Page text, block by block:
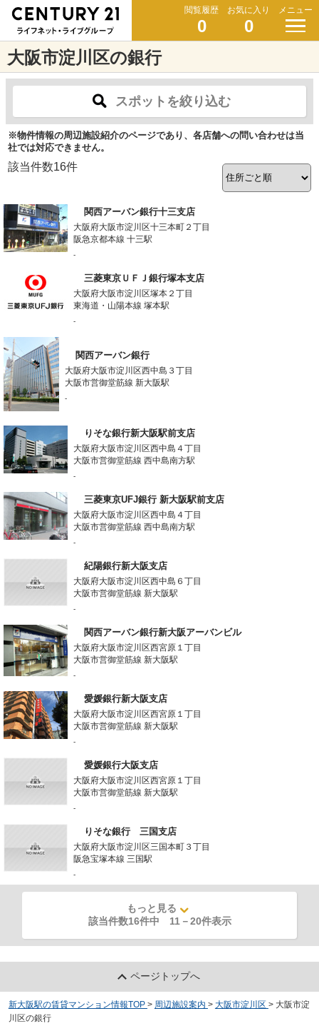
閲覧履歴
0
お気に入り
0
メニュー
大阪市淀川区の銀行
スポットを絞り込む
※物件情報の周辺施設紹介のページであり、各店舗への問い合わせは当
社では対応できません。
該当件数16件
関西アーバン銀行十三支店
大阪府大阪市淀川区十三本町２丁目
阪急京都本線 十三駅
-
三菱東京ＵＦＪ銀行塚本支店
大阪府大阪市淀川区塚本２丁目
東海道・山陽本線 塚本駅
-
関西アーバン銀行
大阪府大阪市淀川区西中島３丁目
大阪市営御堂筋線 新大阪駅
-
りそな銀行新大阪駅前支店
大阪府大阪市淀川区西中島４丁目
大阪市営御堂筋線 西中島南方駅
-
三菱東京UFJ銀行 新大阪駅前支店
大阪府大阪市淀川区西中島４丁目
大阪市営御堂筋線 西中島南方駅
-
紀陽銀行新大阪支店
大阪府大阪市淀川区西中島６丁目
大阪市営御堂筋線 新大阪駅
-
関西アーバン銀行新大阪アーバンビル
大阪府大阪市淀川区西宮原１丁目
大阪市営御堂筋線 新大阪駅
-
愛媛銀行新大阪支店
大阪府大阪市淀川区西宮原１丁目
大阪市営御堂筋線 新大阪駅
-
愛媛銀行大阪支店
大阪府大阪市淀川区西宮原１丁目
大阪市営御堂筋線 新大阪駅
-
りそな銀行 三国支店
大阪府大阪市淀川区三国本町３丁目
阪急宝塚本線 三国駅
-
もっと見る
該当件数16件中 11 －20件表示
ページトップへ
新大阪駅の賃貸マンション情報TOP > 周辺施設案内 > 大阪市淀川区 > 大阪市淀
川区の銀行